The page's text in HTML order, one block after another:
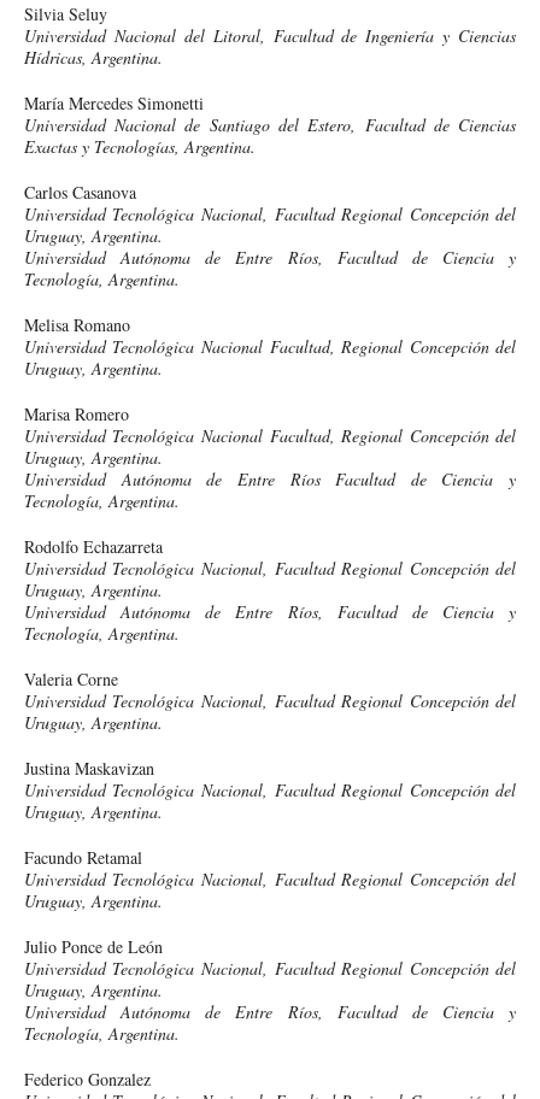
Silvia Seluy
Universidad Nacional del Litoral, Facultad de Ingeniería y Ciencias
Hídricas, Argentina.
María Mercedes Simonetti
Universidad Nacional de Santiago del Estero, Facultad de Ciencias
Exactas y Tecnologías, Argentina.
Carlos Casanova
Universidad Tecnológica Nacional, Facultad Regional Concepción del
Uruguay, Argentina.
Universidad Autónoma de Entre Ríos, Facultad de Ciencia y
Tecnología, Argentina.
Melisa Romano
Universidad Tecnológica Nacional Facultad, Regional Concepción del
Uruguay, Argentina.
Marisa Romero
Universidad Tecnológica Nacional Facultad, Regional Concepción del
Uruguay, Argentina.
Universidad Autónoma de Entre Ríos Facultad de Ciencia y
Tecnología, Argentina.
Rodolfo Echazarreta
Universidad Tecnológica Nacional, Facultad Regional Concepción del
Uruguay, Argentina.
Universidad Autónoma de Entre Ríos, Facultad de Ciencia y
Tecnología, Argentina.
Valeria Corne
Universidad Tecnológica Nacional, Facultad Regional Concepción del
Uruguay, Argentina.
Justina Maskavizan
Universidad Tecnológica Nacional, Facultad Regional Concepción del
Uruguay, Argentina.
Facundo Retamal
Universidad Tecnológica Nacional, Facultad Regional Concepción del
Uruguay, Argentina.
Julio Ponce de León
Universidad Tecnológica Nacional, Facultad Regional Concepción del
Uruguay, Argentina.
Universidad Autónoma de Entre Ríos, Facultad de Ciencia y
Tecnología, Argentina.
Federico Gonzalez